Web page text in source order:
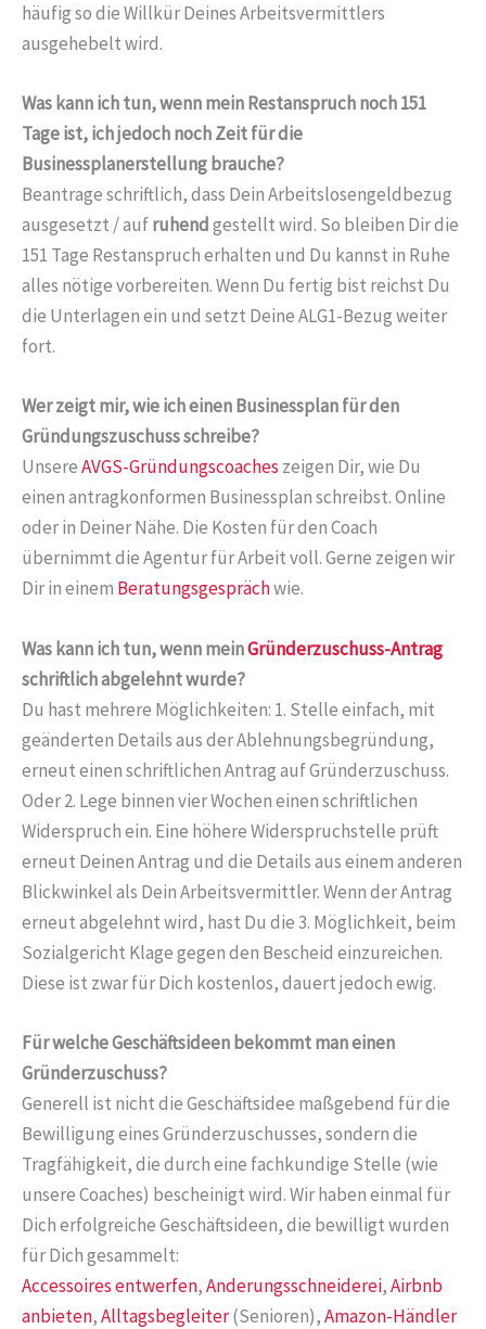
häufig so die Willkür Deines Arbeitsvermittlers
ausgehebelt wird.
Was kann ich tun, wenn mein Restanspruch noch 151
Tage ist, ich jedoch noch Zeit für die
Businessplanerstellung brauche?
Beantrage schriftlich, dass Dein Arbeitslosengeldbezug
ausgesetzt / aufruhendgestellt wird. So bleiben Dir die
151 Tage Restanspruch erhalten und Du kannst in Ruhe
alles nötige vorbereiten. Wenn Du fertig bist reichst Du
die Unterlagen ein und setzt Deine ALG1-Bezug weiter
fort.
Wer zeigt mir, wie ich einen Businessplan für den
Gründungszuschuss schreibe?
UnsereAVGS-Gründungscoaches zeigen Dir, wie Du
einen antragkonformen Businessplan schreibst. Online
oder in Deiner Nähe. Die Kosten für den Coach
übernimmt die Agentur für Arbeit voll. Gerne zeigen wir
Dir in einem Beratungsgesprächwie.
Was kann ich tun, wenn meinGründerzuschuss-Antrag
schriftlich abgelehnt wurde?
Du hast mehrere Möglichkeiten: 1. Stelle einfach, mit
geänderten Details aus der Ablehnungsbegründung,
erneut einen schriftlichen Antrag auf Gründerzuschuss.
Oder 2. Lege binnen vier Wochen einen schriftlichen
Widerspruch ein. Eine höhere Widerspruchstelle prüft
erneut Deinen Antrag und die Details aus einem anderen
Blickwinkel als Dein Arbeitsvermittler. Wenn der Antrag
erneut abgelehnt wird, hast Du die 3. Möglichkeit, beim
Sozialgericht Klage gegen den Bescheid einzureichen.
Diese ist zwar für Dich kostenlos, dauert jedoch ewig.
Für welche Geschäftsideen bekommt man einen
Gründerzuschuss?
Generell ist nicht die Geschäftsidee maßgebend für die
Bewilligung eines Gründerzuschusses, sondern die
Tragfähigkeit, die durch eine fachkundige Stelle (wie
unsere Coaches) bescheinigt wird. Wir haben einmal für
Dich erfolgreiche Geschäftsideen, die bewilligt wurden
für Dich gesammelt:
Accessoires entwerfen,Anderungsschneiderei,Airbnb
anbieten,Alltagsbegleiter(Senioren),Amazon-Händler